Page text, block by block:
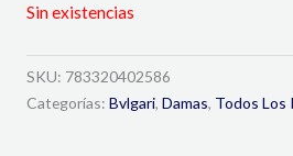
Sin existencias
SKU: 783320402586
Categorías: Bvlgari, Damas, Todos Los